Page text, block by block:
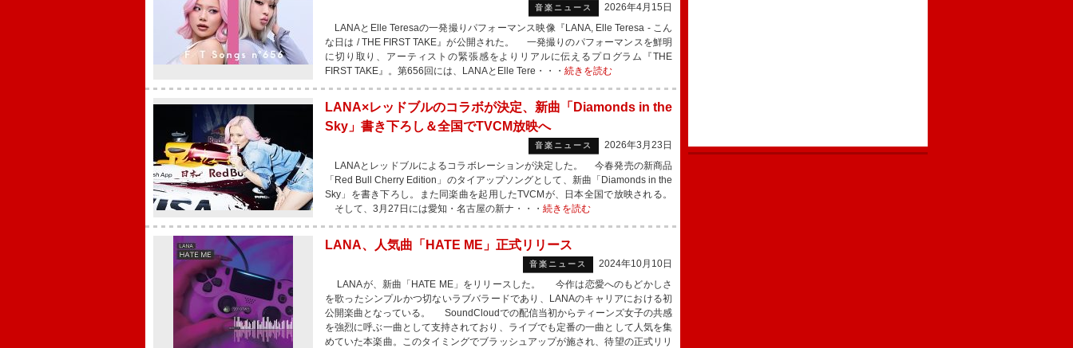
音楽ニュース
2026年4月15日
LANAとElle Teresaの一発撮りパフォーマンス映像『LANA, Elle Teresa - こん
な日は / THE FIRST TAKE』が公開された。 一発撮りのパフォーマンスを鮮明
に切り取り、アーティストの緊張感をよりリアルに伝えるプログラム『THE
FIRST TAKE』。第656回には、LANAとElle Tere・・・ 続きを読む
LANA×レッドブルのコラボが決定、新曲「Diamonds in the
Sky」書き下ろし＆全国でTVCM放映へ
音楽ニュース
2026年3月23日
LANAとレッドブルによるコラボレーションが決定した。 今春発売の新商品
「Red Bull Cherry Edition」のタイアップソングとして、新曲「Diamonds in the
Sky」を書き下ろし。また同楽曲を起用したTVCMが、日本全国で放映される。
そして、3月27日には愛知・名古屋の新ナ・・・ 続きを読む
LANA、人気曲「HATE ME」正式リリース
音楽ニュース
2024年10月10日
LANAが、新曲「HATE ME」をリリースした。 今作は恋愛へのもどかしさ
を歌ったシンプルかつ切ないラブバラードであり、LANAのキャリアにおける初
公開楽曲となっている。 SoundCloudでの配信当初からティーンズ女子の共感
を強烈に呼ぶ一曲として支持されており、ライブでも定番の一曲として人気を集
めていた本楽曲。このタイミングでブラッシュアップが施され、待望の正式リリ